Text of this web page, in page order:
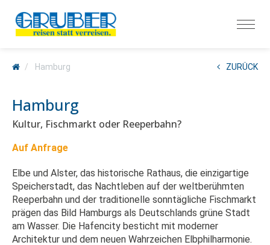
Hamburg ZURÜCK
Hamburg
Kultur, Fischmarkt oder Reeperbahn?
Auf Anfrage
Elbe und Alster, das historische Rathaus, die einzigartige
Speicherstadt, das Nachtleben auf der weltberühmten
Reeperbahn und der traditionelle sonntägliche Fischmarkt
prägen das Bild Hamburgs als Deutschlands grüne Stadt
am Wasser. Die Hafencity besticht mit moderner
Architektur und dem neuen Wahrzeichen Elbphilharmonie.